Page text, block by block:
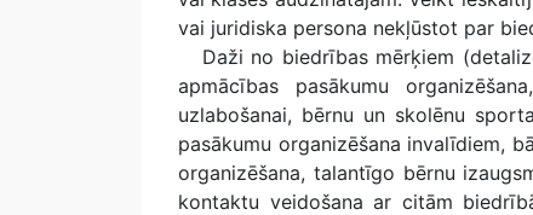
vai juridiska persona nekļūstot par
Daži no biedrības mērķiem
apmācības pasākumu
uzlabošanai, bērnu un skolēnu
pasākumu organizēšana invalīdiem,
organizēšana, talantīgo bērnu
kontaktu veidošana ar citām